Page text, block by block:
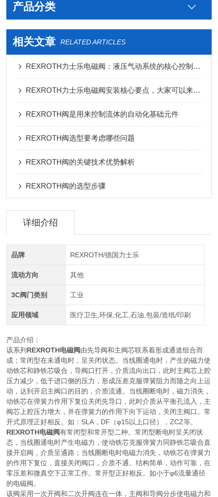
产品分类
相关文章 RELATED ARTICLES
REXROTH力士乐电磁阀：液压气动系统的核心控制中枢
REXROTH力士乐电磁阀安装核心要点，大家可以来看看
REXROTH阀是用来控制流体的自动化基础元件
REXROTH阀选型要考虑哪些问题
REXROTH阀的关键技术优势解析
REXROTH阀的选型步骤
详细介绍
品牌 REXROTH/德国力士乐
流动方向 其他
3C阀门类别 工业
应用领域 医疗卫生,环保,化工,石油,包装/造纸/印刷
产品介绍：
该系列 REXROTH电磁阀由先导阀和主阀芯联系着形成通道组合而
成；常闭型在未通电时，呈关闭状态。当线圈通电时，产生的磁力使
动铁芯和静铁芯吸合，导阀口打开，介质流向出口，此时主阀芯上腔
压力减少，低于进口侧的压力，形成压差克服弹簧阻力而随之向上运
动，达到开启主阀口的目的，介质流通。当线圈断电时，磁力消失，
动铁芯在弹簧力作用下复位关闭先导口，此时介质从平衡孔流入，主
阀芯上腔压力增大，并在弹簧力的作用下向下运动，关闭主阀口。常
开式原理正好相反。如：SLA，DF（φ15以上口径），ZCZ等。
REXROTH电磁阀有常闭型和常开型二种。常闭型断电时呈关闭状
态，当线圈通电时产生电磁力，使动铁芯克服弹簧力同静铁芯吸合直
接开启阀，介质呈通路；当线圈断电时电磁力消失，动铁芯在弹簧力
的作用下复位，直接关闭阀口，介质不通。结构简单，动作可靠，在
零压差和微真空下正常工作。常开型正好相反。如小于φ6流量通径
的电磁阀。
该阀采用一次开阀和二次开阀连在一体，主阀和导阀分步使电磁力和